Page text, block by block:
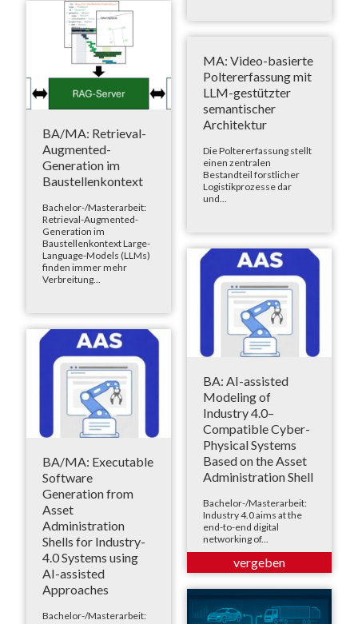
BA/MA: Retrieval-
Augmented-
Generation im
Baustellenkontext
Bachelor-/Masterarbeit:
Retrieval-Augmented-
Generation im
Baustellenkontext Large-
Language-Models (LLMs)
finden immer mehr
Verbreitung...
MA: Video-basierte
Poltererfassung mit
LLM-gestützter
semantischer
Architektur
Die Poltererfassung stellt
einen zentralen
Bestandteil forstlicher
Logistikprozesse dar
und...
BA: AI-assisted
Modeling of
Industry 4.0–
Compatible Cyber-
Physical Systems
Based on the Asset
Administration Shell
Bachelor-/Masterarbeit:
Industry 4.0 aims at the
end-to-end digital
networking of...
BA/MA: Executable
Software
Generation from
Asset
Administration
Shells for Industry-
4.0 Systems using
AI-assisted
Approaches
Bachelor-/Masterarbeit: